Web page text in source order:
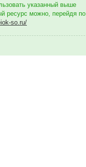
указанный выше
ресурс можно, перейдя по
so.ru/